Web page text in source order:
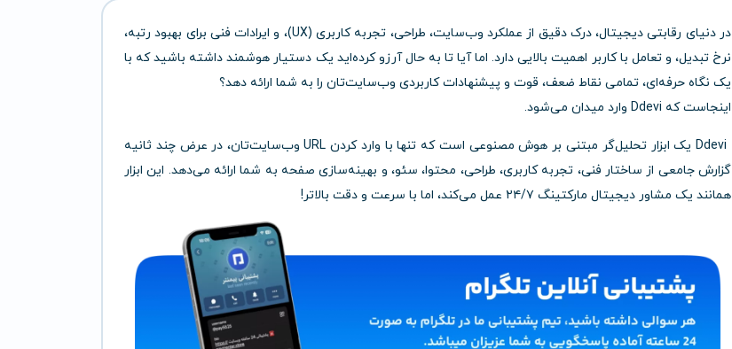
در دنیای رقابتی دیجیتال، درک دقیق از عملکرد وب‌سایت، طراحی، تجربه کاربری (UX)، و ایرادات فنی برای بهبود رتبه،
نرخ تبدیل، و تعامل با کاربر اهمیت بالایی دارد. اما آیا تا به حال آرزو کرده‌اید یک دستیار هوشمند داشته باشید که با
یک نگاه حرفه‌ای، تمامی نقاط ضعف، قوت و پیشنهادات کاربردی وب‌سایت‌تان را به شما ارائه دهد؟
اینجاست که Ddevi وارد میدان می‌شود.
Ddevi یک ابزار تحلیل‌گر مبتنی بر هوش مصنوعی است که تنها با وارد کردن URL وب‌سایت‌تان، در عرض چند ثانیه
گزارش جامعی از ساختار فنی، تجربه کاربری، طراحی، محتوا، سئو، و بهینه‌سازی صفحه به شما ارائه می‌دهد. این ابزار
همانند یک مشاور دیجیتال مارکتینگ ۲۴/۷ عمل می‌کند، اما با سرعت و دقت بالاتر!